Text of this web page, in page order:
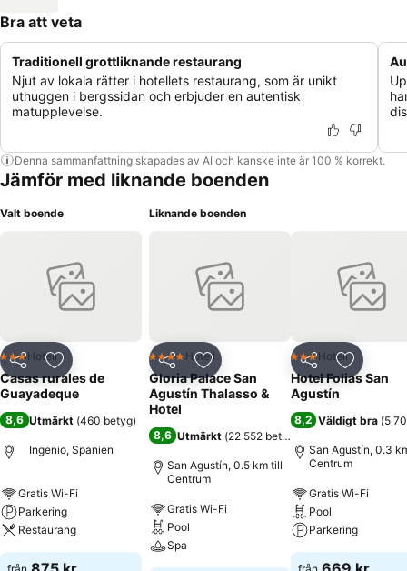
Bra att veta
Traditionell grottliknande restaurang
Njut av lokala rätter i hotellets restaurang, som är unikt
uthuggen i bergssidan och erbjuder en autentisk
matupplevelse.
Denna sammanfattning skapades av AI och kanske inte är 100 % korrekt.
Jämför med liknande boenden
Valt boende
Dela Lägg till i Mina Favoriter
3 Stjärnor
Hotell
Casas rurales de
Guayadeque
8,6 Utmärkt (460 betyg)
Ingenio, Spanien
Gratis Wi-Fi
Parkering
Restaurang
från
Liknande boenden
Dela Lägg till i Mina Favoriter
4 StjärnorHotell
Gloria Palace San
Agustín Thalasso &
Hotel
8,6 Utmärkt (22 552 betyg
San Agustín, 0.5 km till
Centrum
Gratis Wi-Fi
Pool
Spa
Dela Lägg till
3 Stjärnor
Hotell
Hotel Folias San
Agustín
8,2 Väldigt bra (5
San Agustín, 0.3
Centrum
Gratis Wi-Fi
Pool
Parkering
från